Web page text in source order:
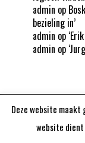
admin op
bezieling in’
admin op
admin op
Deze website maakt
website